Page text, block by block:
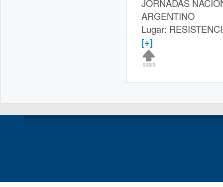
JORNADAS
ARGENTINO
Lugar:
[+]